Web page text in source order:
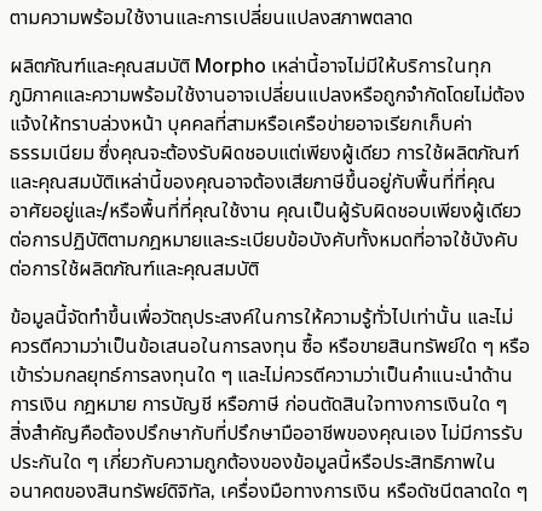
ตามความพร้อมใช้งานและการเปลี่ยนแปลงสภาพตลาด
ผลิตภัณฑ์และคุณสมบัติ Morpho เหล่านี้อาจไม่มีให้บริการในทุก
ภูมิภาคและความพร้อมใช้งานอาจเปลี่ยนแปลงหรือถูกจำกัดโดยไม่ต้อง
แจ้งให้ทราบล่วงหน้า บุคคลที่สามหรือเครือข่ายอาจเรียกเก็บค่า
ธรรมเนียม ซึ่งคุณจะต้องรับผิดชอบแต่เพียงผู้เดียว การใช้ผลิตภัณฑ์
และคุณสมบัติเหล่านี้ของคุณอาจต้องเสียภาษีขึ้นอยู่กับพื้นที่ที่คุณ
อาศัยอยู่และ/หรือพื้นที่ที่คุณใช้งาน คุณเป็นผู้รับผิดชอบเพียงผู้เดียว
ต่อการปฏิบัติตามกฎหมายและระเบียบข้อบังคับทั้งหมดที่อาจใช้บังคับ
ต่อการใช้ผลิตภัณฑ์และคุณสมบัติ
ข้อมูลนี้จัดทำขึ้นเพื่อวัตถุประสงค์ในการให้ความรู้ทั่วไปเท่านั้น และไม่
ควรตีความว่าเป็นข้อเสนอในการลงทุน ซื้อ หรือขายสินทรัพย์ใด ๆ หรือ
เข้าร่วมกลยุทธ์การลงทุนใด ๆ และไม่ควรตีความว่าเป็นคำแนะนำด้าน
การเงิน กฎหมาย การบัญชี หรือภาษี ก่อนตัดสินใจทางการเงินใด ๆ
สิ่งสำคัญคือต้องปรึกษากับที่ปรึกษามืออาชีพของคุณเอง ไม่มีการรับ
ประกันใด ๆ เกี่ยวกับความถูกต้องของข้อมูลนี้หรือประสิทธิภาพใน
อนาคตของสินทรัพย์ดิจิทัล, เครื่องมือทางการเงิน หรือดัชนีตลาดใด ๆ